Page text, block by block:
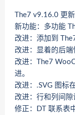
The7 v9.16.0 更
新功能：多功能
改进：添加到
改进：显着的后端
改进：The7
进。
改进：.SVG 图标
改进：行和列间隙
修正：DT 联系表